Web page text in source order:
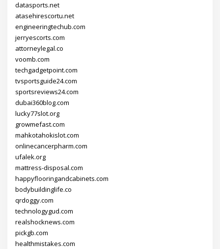
datasports.net
atasehirescortu.net
engineeringtechub.com
jerryescorts.com
attorneylegal.co
voomb.com
techgadgetpoint.com
tvsportsguide24.com
sportsreviews24.com
dubai360blog.com
lucky77slot.org
growmefast.com
mahkotahokislot.com
onlinecancerpharm.com
ufalek.org
mattress-disposal.com
happyflooringandcabinets.com
bodybuildinglife.co
qrdoggy.com
technologygud.com
realshocknews.com
pickgb.com
healthmistakes.com